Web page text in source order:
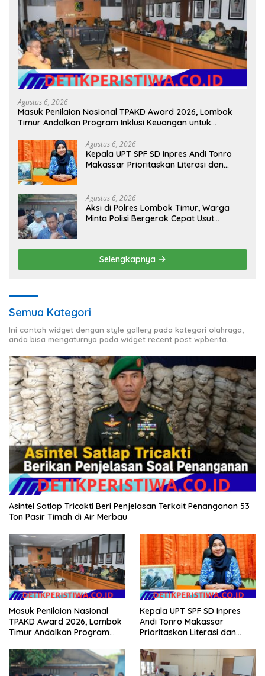
Agustus 6, 2026
Masuk Penilaian Nasional TPAKD Award 2026, Lombok
Timur Andalkan Program Inklusi Keuangan untuk
Agustus 6, 2026
Kepala UPT SPF SD Inpres Andi Tonro
Makassar Prioritaskan Literasi dan
Agustus 6, 2026
Aksi di Polres Lombok Timur, Warga
Minta Polisi Bergerak Cepat Usut
Selengkapnya
Semua Kategori
Ini contoh widget dengan style gallery pada kategori olahraga,
anda bisa mengaturnya pada widget recent post wpberita.
Asintel Satlap Tricakti Beri Penjelasan Terkait Penanganan 53
Ton Pasir Timah di Air Merbau
Masuk Penilaian Nasional
TPAKD Award 2026, Lombok
Timur Andalkan Program
Dongkrak Kesejahteraan
Warga
Kepala UPT SPF SD Inpres
Andi Tonro Makassar
Prioritaskan Literasi dan
Sekolah